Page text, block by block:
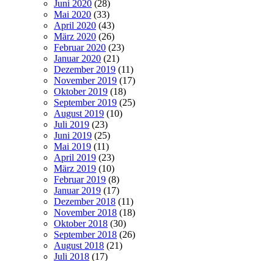
Juni 2020 (28)
Mai 2020 (33)
April 2020 (43)
März 2020 (26)
Februar 2020 (23)
Januar 2020 (21)
Dezember 2019 (11)
November 2019 (17)
Oktober 2019 (18)
September 2019 (25)
August 2019 (10)
Juli 2019 (23)
Juni 2019 (25)
Mai 2019 (11)
April 2019 (23)
März 2019 (10)
Februar 2019 (8)
Januar 2019 (17)
Dezember 2018 (11)
November 2018 (18)
Oktober 2018 (30)
September 2018 (26)
August 2018 (21)
Juli 2018 (17)